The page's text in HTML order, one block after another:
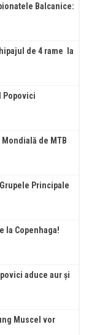
Balcanice:
de 4 rame la
Popovici
Mondială de MTB
Principale
la Copenhaga!
aduce aur și
Muscel vor